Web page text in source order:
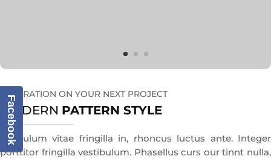
INSPIRATION ON YOUR NEXT PROJECT
MODERN PATTERN STYLE
Estibulum vitae fringilla in, rhoncus luctus ante. Integer
porttitor fringilla vestibulum. Phasellus curs our tinnt nulla,
Facebook